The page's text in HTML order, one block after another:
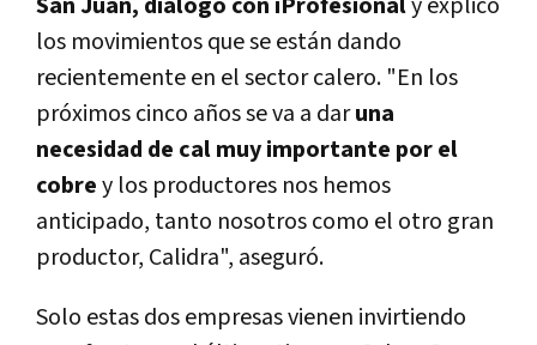
San Juan, dialogó con iProfesionaly explicó
los movimientos que se están dando
recientemente en el sector calero. "En los
próximos cinco años se va a daruna
necesidad de cal muy importante por el
cobrey los productores nos hemos
anticipado, tanto nosotros como el otro gran
productor, Calidra", aseguró.
Solo estas dos empresas vienen invirtiendo